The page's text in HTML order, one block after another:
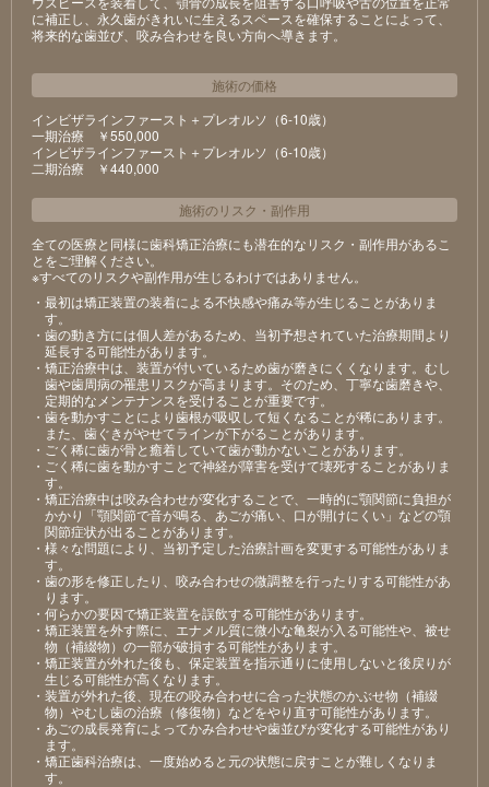
に補正し、永久歯がきれいに生えるスペースを確保することによって、
将来的な歯並び、咬み合わせを良い方向へ導きます。
施術の価格
インビザラインファースト＋プレオルソ（6-10歳）
⼀期治療 ￥550,000
インビザラインファースト＋プレオルソ（6-10歳）
⼆期治療 ￥440,000
施術のリスク ・ 副作用
全ての医療と同様に歯科矯正治療にも潜在的なリスク・副作用があるこ
とをご理解ください。
※すべてのリスクや副作用が生じるわけではありません。
・最初は矯正装置の装着による不快感や痛み等が⽣じることがありま
す。
・⻭の動き⽅には個⼈差があるため、当初予想されていた治療期間より
延⻑する可能性があります。
・矯正治療中は、装置が付いているため⻭が磨きにくくなります。むし
⻭や⻭周病の罹患リスクが⾼まります。そのため、丁寧な⻭磨きや、
定期的なメンテナンスを受けることが重要です。
・⻭を動かすことにより⻭根が吸収して短くなることが稀にあります。
また、⻭ぐきがやせてラインが下がることがあります。
・ごく稀に⻭が⾻と癒着していて⻭が動かないことがあります。
・ごく稀に⻭を動かすことで神経が障害を受けて壊死することがありま
す。
・矯正治療中は咬み合わせが変化することで、⼀時的に顎関節に負担が
かかり「顎関節で⾳が鳴る、あごが痛い、⼝が開けにくい」などの顎
関節症状が出ることがあります。
・様々な問題により、当初予定した治療計画を変更する可能性がありま
す。
・⻭の形を修正したり、咬み合わせの微調整を⾏ったりする可能性があ
ります。
・何らかの要因で矯正装置を誤飲する可能性があります。
・矯正装置を外す際に、エナメル質に微⼩な⻲裂が⼊る可能性や、被せ
物（補綴物）の⼀部が破損する可能性があります。
・矯正装置が外れた後も、保定装置を指⽰通りに使⽤しないと後戻りが
⽣じる可能性が⾼くなります。
・装置が外れた後、現在の咬み合わせに合った状態のかぶせ物（補綴
物）やむし⻭の治療（修復物）などをやり直す可能性があります。
・あごの成⻑発育によってかみ合わせや⻭並びが変化する可能性があり
ます。
・矯正⻭科治療は、⼀度始めると元の状態に戻すことが難しくなりま
す。